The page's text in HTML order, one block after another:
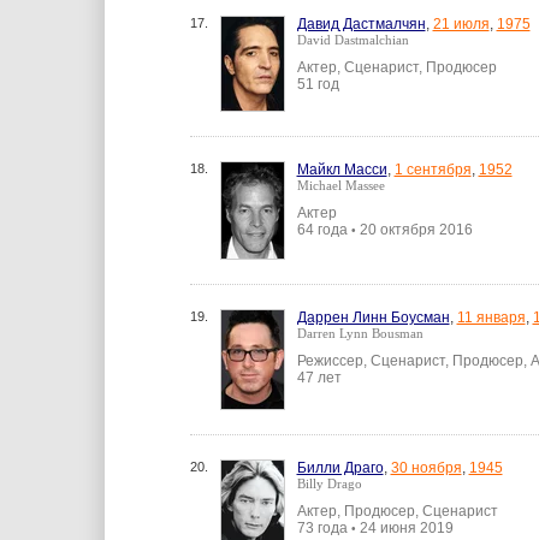
17. Давид Дастмалчян, 21 июля, 1975
David Dastmalchian
Актер, Сценарист, Продюсер
51 год
18. Майкл Масси, 1 сентября, 1952
Michael Massee
Актер
64 года • 20 октября 2016
19. Даррен Линн Боусман, 11 января,
Darren Lynn Bousman
Режиссер, Сценарист, Продюсер,
47 лет
20. Билли Драго, 30 ноября, 1945
Billy Drago
Актер, Продюсер, Сценарист
73 года • 24 июня 2019